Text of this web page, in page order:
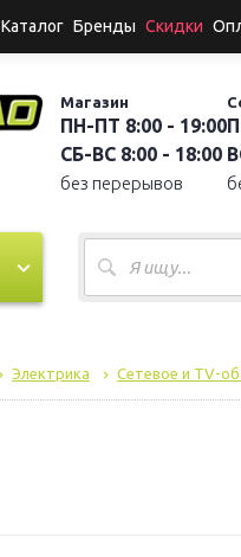
Каталог Бренды Скидки
Магазин
ПН-ПТ 8:00 - 19:00
СБ-ВС 8:00 - 18:00
без перерывов
Электрика Сетевое и TV-